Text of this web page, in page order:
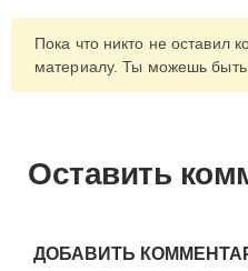
Пока что никто не оставил
материалу. Ты можешь
Оставить
ДОБАВИТЬ